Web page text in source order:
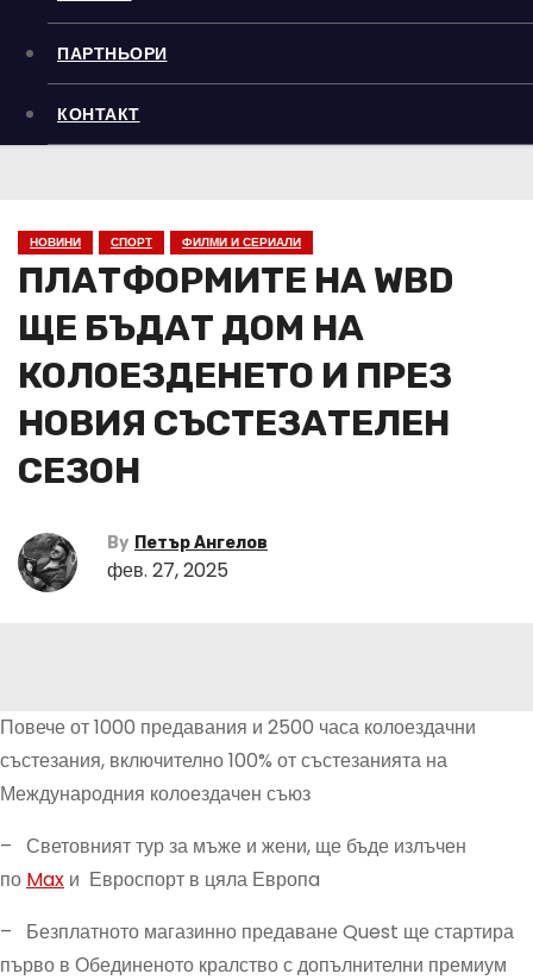
ПАРТНЬОРИ
КОНТАКТ
НОВИНИ СПОРТ ФИЛМИ И СЕРИАЛИ
ПЛАТФОРМИТЕ НА WBD
ЩЕ БЪДАТ ДОМ НА
КОЛОЕЗДЕНЕТО И ПРЕЗ
НОВИЯ СЪСТЕЗАТЕЛЕН
СЕЗОН
By Петър Ангелов
фев. 27, 2025
Повече от 1000 предавания и 2500 часа колоездачни
състезания, включително 100% от състезанията на
Международния колоездачен съюз
– Световният тур за мъже и жени, ще бъде излъчен
по Max и Евроспорт в цяла Европa
– Безплатното магазинно предаване Quest ще стартира
първо в Обединеното кралство с допълнителни премиум